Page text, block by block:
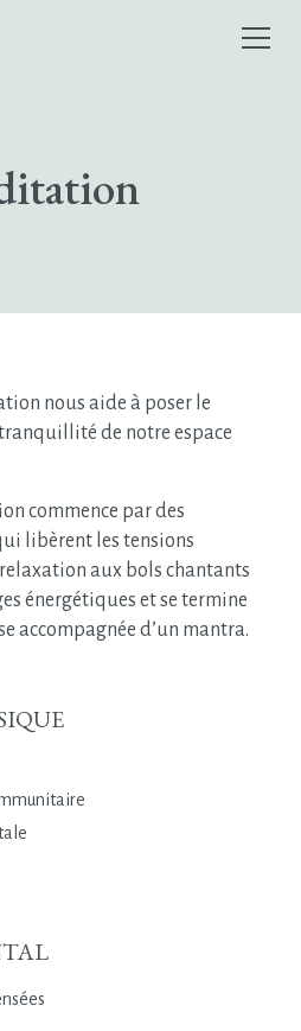
nous aide à poser le
de notre espace
commence par des
libèrent les tensions
aux bols chantants
énergétiques et se termine
accompagnée d’un mantra.